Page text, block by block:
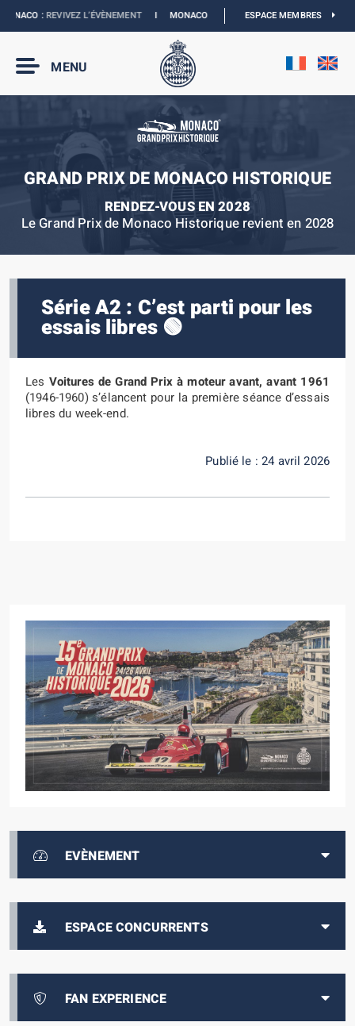
:REVIVEZ L’ÉVÈNEMENTI MONACO E-PRIX 2027 :LES DATES SONT
ESPACE MEMBRES
MENU
GRAND PRIX DE MONACO HISTORIQUE
RENDEZ-VOUS EN 2028
Le Grand Prix de Monaco Historique revient en 2028
EVÈNEMENT
ESPACE CONCURRENTS
FAN EXPERIENCE
Série A2 : C’est parti pour les
essais libres 🟢
Les Voitures de Grand Prix à moteur avant, avant 1961
(1946-1960) s’élancent pour la première séance d’essais
libres du week-end.
Publié le : 24 avril 2026